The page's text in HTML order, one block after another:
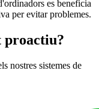
es beneficia
per evitar problemes.
proactiu?
nostres sistemes de